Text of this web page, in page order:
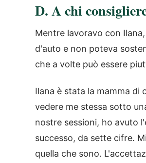
D.A chi
Mentre lavoravo con
d'auto e non poteva
che a volte può essere
Ilana è stata la mamma di
vedere me stessa sotto
nostre sessioni, ho avuto
successo, da sette cifre.
quella che sono.